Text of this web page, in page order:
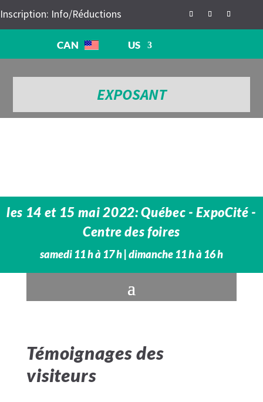
Inscription: Info/Réductions
CAN US
EXPOSANT
les 14 et 15 mai 2022: Québec - ExpoCité -
Centre des foires
samedi 11 h à 17 h | dimanche 11 h à 16 h
Témoignages des
visiteurs